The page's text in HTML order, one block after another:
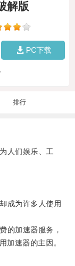
解版
PC下载
排行
人们娱乐、工
成为许多人使用
加速器服务，
加速器的主因。